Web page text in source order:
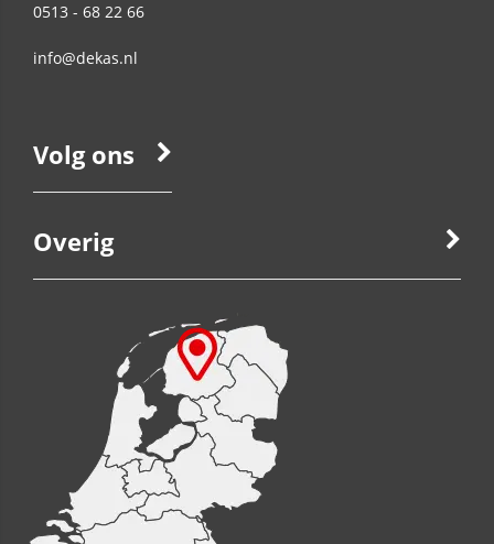
0513 - 68 22 66
info@dekas.nl
Volg ons
Overig